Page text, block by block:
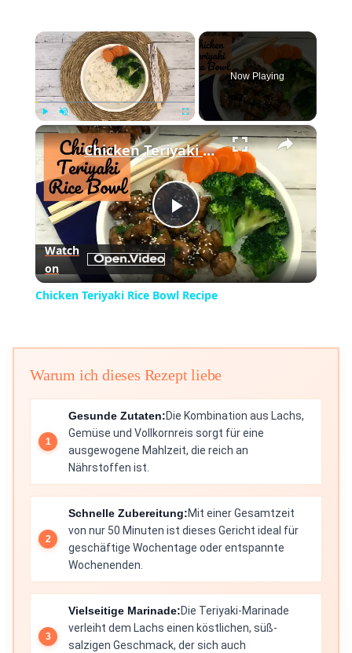
×
Play Unmute Fullscreen
Now Playing
×
Play
Video
Chicken Teriyaki Rice Bowl Recipe
Watch
on
Chicken Teriyaki Rice Bowl Recipe
Warum ich dieses Rezept liebe
Gesunde Zutaten:Die Kombination aus Lachs,
Gemüse und Vollkornreis sorgt für eine
ausgewogene Mahlzeit, die reich an
Nährstoffen ist.
Schnelle Zubereitung:Mit einer Gesamtzeit
von nur 50 Minuten ist dieses Gericht ideal für
geschäftige Wochentage oder entspannte
Wochenenden.
Vielseitige Marinade:Die Teriyaki-Marinade
verleiht dem Lachs einen köstlichen, süß-
salzigen Geschmack, der sich auch